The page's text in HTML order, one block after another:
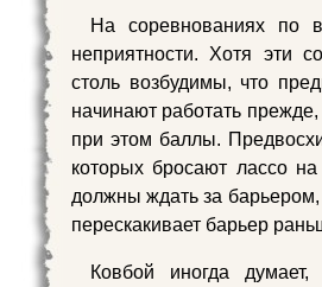
На соревнованиях по
неприятности. Хотя эти
столь возбудимы, что
начинают работать
при этом баллы.
которых бросают лассо
должны ждать за
перескакивает барьер
Ковбой иногда